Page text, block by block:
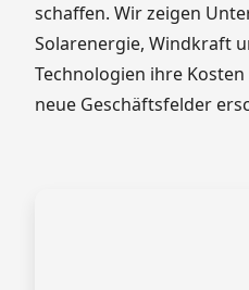
schaffen. Wir zeigen
Solarenergie, Windkraft
Technologien ihre
neue Geschäftsfelder